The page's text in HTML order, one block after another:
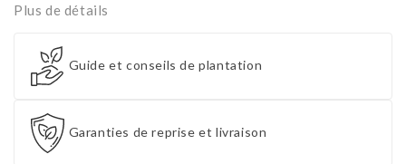
Plus de détails
Guide et conseils de plantation
Garanties de reprise et livraison